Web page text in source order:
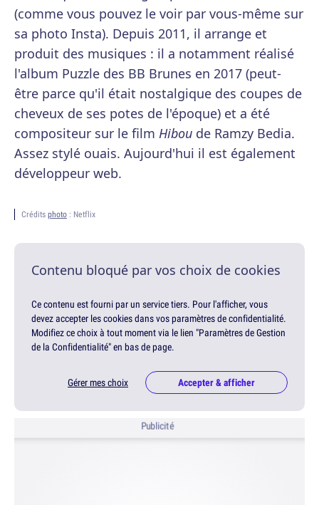
(comme vous pouvez le voir par vous-même sur
sa photo Insta). Depuis 2011, il arrange et
produit des musiques : il a notamment réalisé
l'album Puzzle des BB Brunes en 2017 (peut-
être parce qu'il était nostalgique des coupes de
cheveux de ses potes de l'époque) et a été
compositeur sur le film Hibou de Ramzy Bedia.
Assez stylé ouais. Aujourd'hui il est également
développeur web.
Crédits photo : Netflix
Contenu bloqué par vos choix de cookies
Ce contenu est fourni par un service tiers. Pour l'afficher, vous
devez accepter les cookies dans vos paramètres de confidentialité.
Modifiez ce choix à tout moment via le lien "Paramètres de Gestion
de la Confidentialité" en bas de page.
Gérer mes choix Accepter & afficher
Publicité